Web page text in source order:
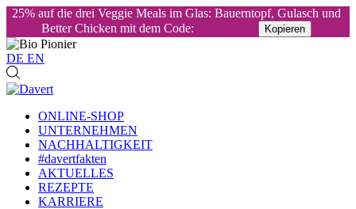
25% auf die drei Veggie Meals im Glas: Bauerntopf, Gulasch und
Better Chicken mit dem Code:
Kopieren
DE EN
ONLINE-SHOP
UNTERNEHMEN
NACHHALTIGKEIT
#davertfakten
AKTUELLES
REZEPTE
KARRIERE